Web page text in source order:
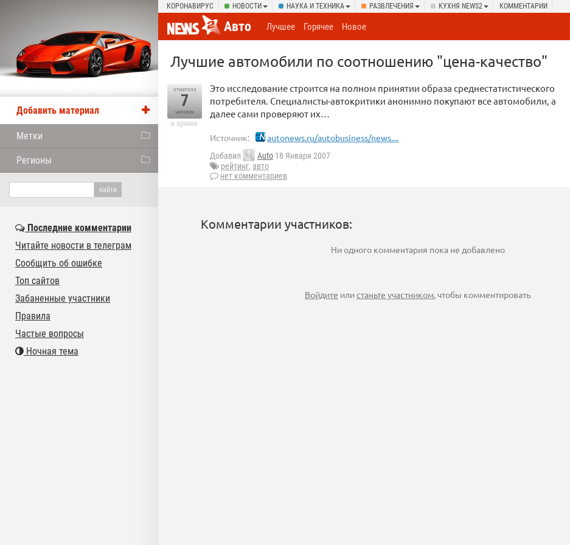
КОРОНАВИРУС НОВОСТИ НАУКА И ТЕХНИКА РАЗВЛЕЧЕНИЯ КУХНЯ NEWS2 КОММЕНТАРИИ
Авто Лучшее Горячее Новое
Лучшие автомобили по соотношению "цена-качество"
отметили
7
человек
в архиве
Это исследование строится на полном принятии образа среднестатистического
потребителя. Специалисты-автокритики анонимно покупают все автомобили, а
далее сами проверяют их…
Источник: autonews.ru/autobusiness/news....
Добавил Auto 18 Января 2007
рейтинг, авто
нет комментариев
Комментарии участников:
Ни одного комментария пока не добавлено
Войдите илистаньте участником, чтобы комментировать
Добавить материал
Метки
Регионы
Последние комментарии
Читайте новости в телеграм
Сообщить об ошибке
Топ сайтов
Забаненные участники
Правила
Частые вопросы
Ночная тема